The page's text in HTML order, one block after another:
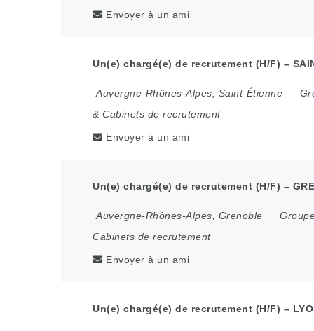
Envoyer à un ami
Un(e) chargé(e) de recrutement (H/F) –
Auvergne-Rhônes-Alpes Saint-Étienne
& Cabinets de recrutement
Envoyer à un ami
Un(e) chargé(e) de recrutement (H/F) –
Auvergne-Rhônes-Alpes Grenoble
Cabinets de recrutement
Envoyer à un ami
Un(e) chargé(e) de recrutement (H/F) –